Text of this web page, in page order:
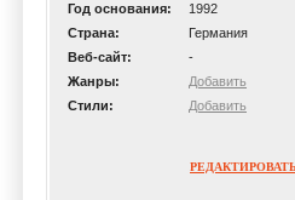
Год основания:
1992
Страна:
Германия
Веб-сайт:
-
Жанры:
Добавить
Стили:
Добавить